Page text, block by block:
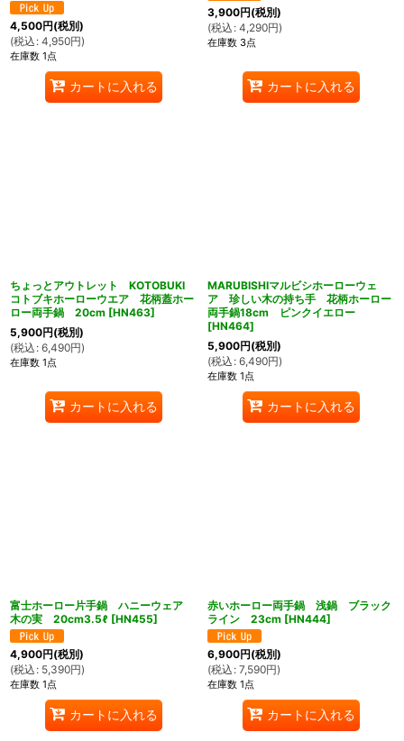
4,500円(税別)
(税込 : 4,950円)
在庫数 1点
カートに入れる
3,900円(税別)
(税込 : 4,290円)
在庫数 3点
カートに入れる
ちょっとアウトレット KOTOBUKI
コトブキホーローウエア 花柄蓋ホー
ロー両手鍋 20cm [HN463]
5,900円(税別)
(税込 : 6,490円)
在庫数 1点
カートに入れる
MARUBISHIマルビシホーローウェ
ア 珍しい木の持ち手 花柄ホーロー
両手鍋18cm ピンクイエロー
[HN464]
5,900円(税別)
(税込 : 6,490円)
在庫数 1点
カートに入れる
富士ホーロー片手鍋 ハニーウェア
木の実 20cm3.5ℓ [HN455]
4,900円(税別)
(税込 : 5,390円)
在庫数 1点
カートに入れる
赤いホーロー両手鍋 浅鍋 ブラック
ライン 23cm [HN444]
6,900円(税別)
(税込 : 7,590円)
在庫数 1点
カートに入れる